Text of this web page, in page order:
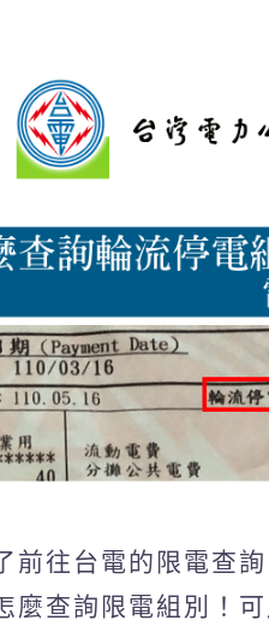
前往台電的限電查
麼查詢限電組別！